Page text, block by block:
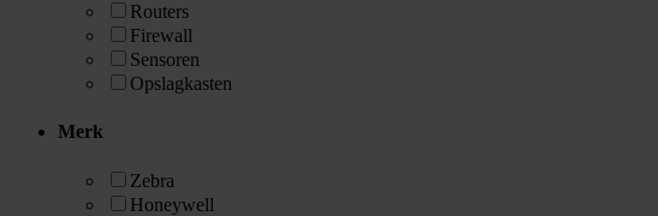
Routers
Firewall
Sensoren
Opslagkasten
Merk
Zebra
Honeywell